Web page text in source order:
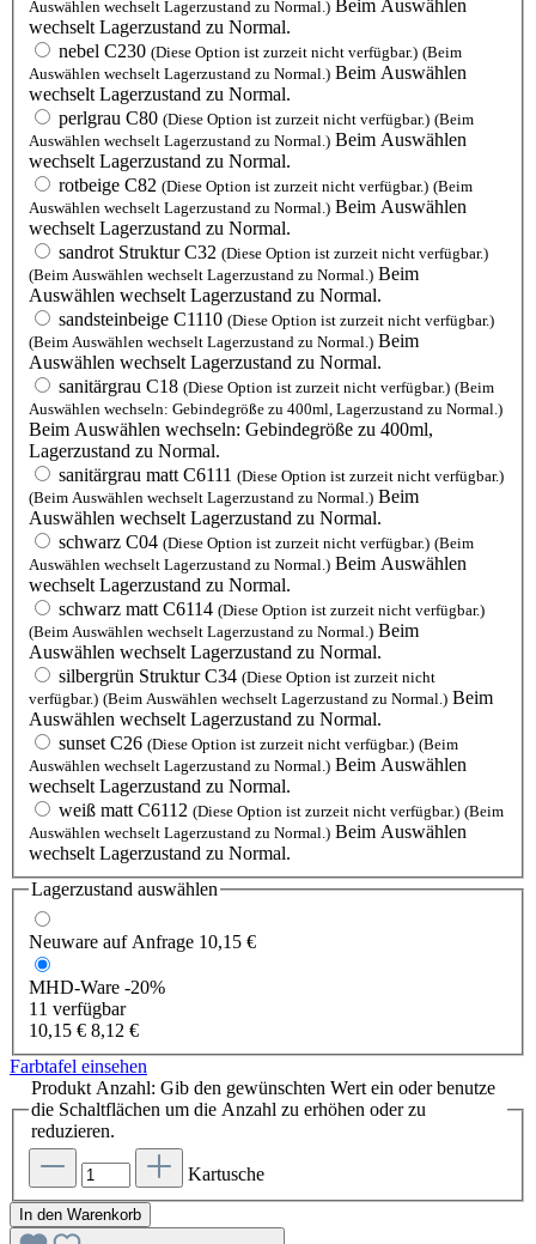
Auswählen wechselt Lagerzustand zu Normal.) Beim Auswählen
wechselt Lagerzustand zu Normal.
nebel C230 (Diese Option ist zurzeit nicht verfügbar.) (Beim
Auswählen wechselt Lagerzustand zu Normal.) Beim Auswählen
wechselt Lagerzustand zu Normal.
perlgrau C80 (Diese Option ist zurzeit nicht verfügbar.) (Beim
Auswählen wechselt Lagerzustand zu Normal.) Beim Auswählen
wechselt Lagerzustand zu Normal.
rotbeige C82 (Diese Option ist zurzeit nicht verfügbar.) (Beim
Auswählen wechselt Lagerzustand zu Normal.) Beim Auswählen
wechselt Lagerzustand zu Normal.
sandrot Struktur C32 (Diese Option ist zurzeit nicht verfügbar.)
(Beim Auswählen wechselt Lagerzustand zu Normal.) Beim
Auswählen wechselt Lagerzustand zu Normal.
sandsteinbeige C1110 (Diese Option ist zurzeit nicht verfügbar.)
(Beim Auswählen wechselt Lagerzustand zu Normal.) Beim
Auswählen wechselt Lagerzustand zu Normal.
sanitärgrau C18 (Diese Option ist zurzeit nicht verfügbar.) (Beim
Auswählen wechseln: Gebindegröße zu 400ml, Lagerzustand zu Normal.)
Beim Auswählen wechseln: Gebindegröße zu 400ml,
Lagerzustand zu Normal.
sanitärgrau matt C6111 (Diese Option ist zurzeit nicht verfügbar.)
(Beim Auswählen wechselt Lagerzustand zu Normal.) Beim
Auswählen wechselt Lagerzustand zu Normal.
schwarz C04 (Diese Option ist zurzeit nicht verfügbar.) (Beim
Auswählen wechselt Lagerzustand zu Normal.) Beim Auswählen
wechselt Lagerzustand zu Normal.
schwarz matt C6114 (Diese Option ist zurzeit nicht verfügbar.)
(Beim Auswählen wechselt Lagerzustand zu Normal.) Beim
Auswählen wechselt Lagerzustand zu Normal.
silbergrün Struktur C34 (Diese Option ist zurzeit nicht
verfügbar.) (Beim Auswählen wechselt Lagerzustand zu Normal.) Beim
Auswählen wechselt Lagerzustand zu Normal.
sunset C26 (Diese Option ist zurzeit nicht verfügbar.) (Beim
Auswählen wechselt Lagerzustand zu Normal.) Beim Auswählen
wechselt Lagerzustand zu Normal.
weiß matt C6112 (Diese Option ist zurzeit nicht verfügbar.) (Beim
Auswählen wechselt Lagerzustand zu Normal.) Beim Auswählen
wechselt Lagerzustand zu Normal.
Lagerzustand auswählen
Neuware auf Anfrage 10,15 €
MHD-Ware -20%
11 verfügbar
10,15 € 8,12 €
Farbtafel einsehen
Produkt Anzahl: Gib den gewünschten Wert ein oder benutze
die Schaltflächen um die Anzahl zu erhöhen oder zu
reduzieren.
Kartusche
In den Warenkorb